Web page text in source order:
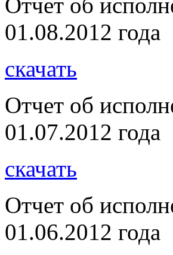
Отчет об
01.08.2012 года
скачать
Отчет об
01.07.2012 года
скачать
Отчет об
01.06.2012 года